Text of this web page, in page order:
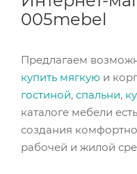
005mebel
Предлагаем
купить мягкую и
гостиной, спальни,
каталоге мебели
создания
рабочей и жилой